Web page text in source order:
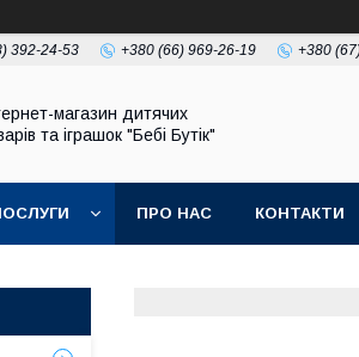
392-24-53 +380 (66) 969-26-19 +380
магазин дитячих
та іграшок "Бебі Бутік"
ПРО НАС КОНТАКТИ